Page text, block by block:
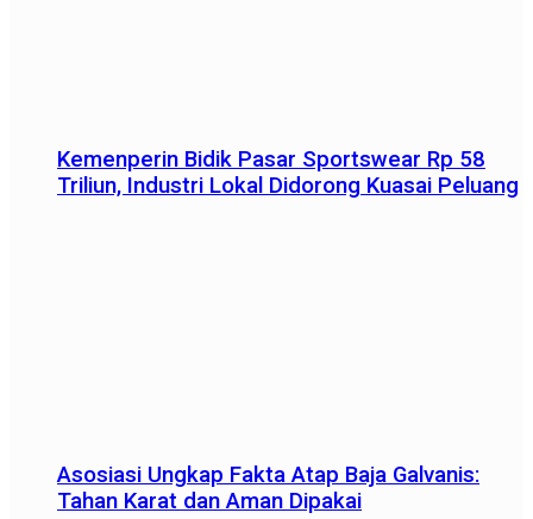
Kemenperin Bidik Pasar Sportswear Rp 58
Triliun, Industri Lokal Didorong Kuasai Peluang
Asosiasi Ungkap Fakta Atap Baja Galvanis:
Tahan Karat dan Aman Dipakai